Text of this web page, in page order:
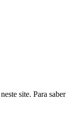
site. Para saber